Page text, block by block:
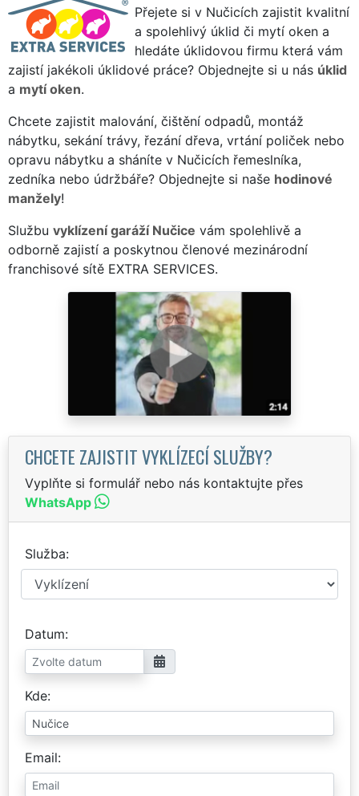
Přejete si v Nučicích zajistit kvalitní
a spolehlivý úklid či mytí oken a
hledáte úklidovou firmu která vám
zajistí jakékoli úklidové práce? Objednejte si u nás úklid
a mytí oken.
Chcete zajistit malování, čištění odpadů, montáž
nábytku, sekání trávy, řezání dřeva, vrtání poliček nebo
opravu nábytku a sháníte v Nučicích řemeslníka,
zedníka nebo údržbáře? Objednejte si naše hodinové
manžely!
Službu vyklízení garáží Nučice vám spolehlivě a
odborně zajistí a poskytnou členové mezinárodní
franchisové sítě EXTRA SERVICES.
CHCETE ZAJISTIT VYKLÍZECÍ SLUŽBY?
Vyplňte si formulář nebo nás kontaktujte přes
WhatsApp
Služba
Datum
Kde
Email